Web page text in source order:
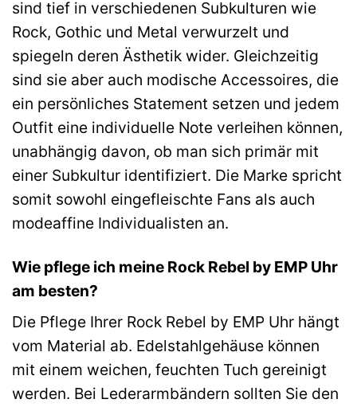
sind tief in verschiedenen Subkulturen wie
Rock, Gothic und Metal verwurzelt und
spiegeln deren Ästhetik wider. Gleichzeitig
sind sie aber auch modische Accessoires, die
ein persönliches Statement setzen und jedem
Outfit eine individuelle Note verleihen können,
unabhängig davon, ob man sich primär mit
einer Subkultur identifiziert. Die Marke spricht
somit sowohl eingefleischte Fans als auch
modeaffine Individualisten an.
Wie pflege ich meine Rock Rebel by EMP Uhr
am besten?
Die Pflege Ihrer Rock Rebel by EMP Uhr hängt
vom Material ab. Edelstahlgehäuse können
mit einem weichen, feuchten Tuch gereinigt
werden. Bei Lederarmbändern sollten Sie den